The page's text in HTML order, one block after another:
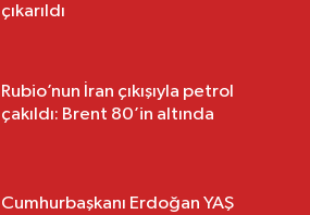
çıkarıldı
Rubio’nun İran çıkışıyla petrol
çakıldı: Brent 80’in altında
Cumhurbaşkanı Erdoğan YAŞ